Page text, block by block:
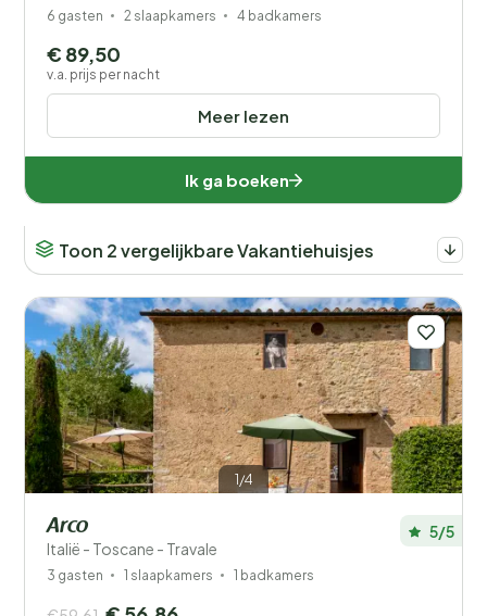
6 gasten 2 slaapkamers 4 badkamers
Meer lezen
€ 89,50
v.a. prijs per nacht
Ik ga boeken
Toon 2 vergelijkbare Vakantiehuisjes
1/4
Arco
Italië - Toscane - Travale
5/5
3 gasten 1 slaapkamers 1 badkamers